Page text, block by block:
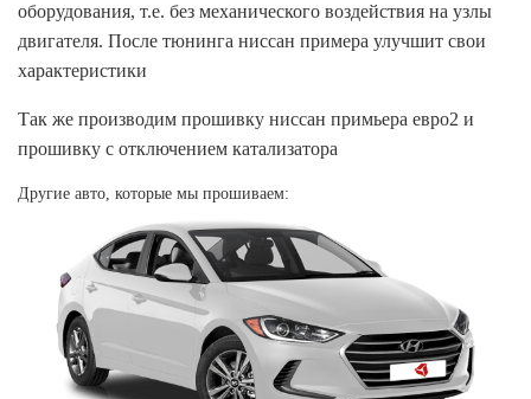
оборудования, т.е. без механического воздействия на узлы
двигателя. После тюнинга ниссан примера улучшит свои
характеристики
Так же производим прошивку ниссан примьера евро2 и
прошивку с отключением катализатора
Другие авто, которые мы прошиваем: